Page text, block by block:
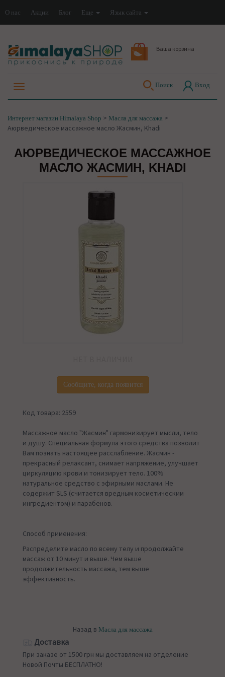
О нас Акции Блог Еще Язык сайта
Ваша корзина
Поиск Вход
Интернет магазин Himalaya Shop > Масла для массажа >
Аюрведическое массажное масло Жасмин, Khadi
АЮРВЕДИЧЕСКОЕ МАССАЖНОЕ
МАСЛО ЖАСМИН, KHADI
Сообщите, когда появится
Код товара: 2559
Массажное масло "Жасмин" гармонизирует мысли, тело
и душу. Специальная формула этого средства позволит
Вам познать настоящее расслабление. Жасмин -
прекрасный релаксант, снимает напряжение, улучшает
циркуляцию крови и тонизирует тело. 100%
натуральное средство с эфирными маслами. Не
содержит SLS (считается вредным косметическим
ингредиентом) и парабенов.
Способ применения:
Распределите масло по всему телу и продолжайте
массаж от 10 минут и выше. Чем выше
продолжительность массажа, тем выше
эффективность.
Назад в Масла для массажа
Доставка
При заказе от 1500 грн мы доставляем на отделение
Новой Почты БЕСПЛАТНО!